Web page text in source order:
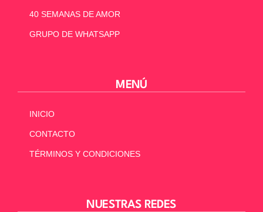
40 SEMANAS DE AMOR
GRUPO DE WHATSAPP
MENÚ
INICIO
CONTACTO
TÉRMINOS Y CONDICIONES
NUESTRAS REDES